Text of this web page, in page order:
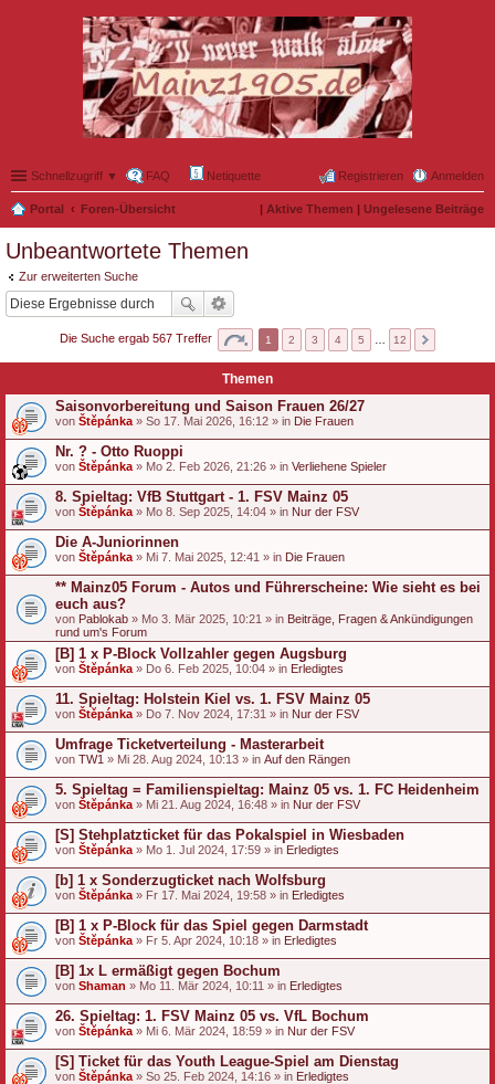
Schnellzugriff ▼ FAQ Netiquette Anmelden
Registrieren
Portal Foren-Übersicht | Aktive Themen | Ungelesene Beiträge
Unbeantwortete Themen
Zur erweiterten Suche
Die Suche ergab 567 Treffer 1 2 3 4 5 12
Themen
Saisonvorbereitung und Saison Frauen 26/27
von Štěpánka » So 17. Mai 2026, 16:12 » in Die Frauen
Nr. ? - Otto Ruoppi
von Štěpánka » Mo 2. Feb 2026, 21:26 » in Verliehene Spieler
8. Spieltag: VfB Stuttgart - 1. FSV Mainz 05
von Štěpánka » Mo 8. Sep 2025, 14:04 » in Nur der FSV
Die A-Juniorinnen
von Štěpánka » Mi 7. Mai 2025, 12:41 » in Die Frauen
** Mainz05 Forum - Autos und Führerscheine: Wie sieht es bei
euch aus?
von Pablokab » Mo 3. Mär 2025, 10:21 » in Beiträge, Fragen & Ankündigungen
rund um's Forum
[B] 1 x P-Block Vollzahler gegen Augsburg
von Štěpánka » Do 6. Feb 2025, 10:04 » in Erledigtes
11. Spieltag: Holstein Kiel vs. 1. FSV Mainz 05
von Štěpánka » Do 7. Nov 2024, 17:31 » in Nur der FSV
Umfrage Ticketverteilung - Masterarbeit
von TW1 » Mi 28. Aug 2024, 10:13 » in Auf den Rängen
5. Spieltag = Familienspieltag: Mainz 05 vs. 1. FC Heidenheim
von Štěpánka » Mi 21. Aug 2024, 16:48 » in Nur der FSV
[S] Stehplatzticket für das Pokalspiel in Wiesbaden
von Štěpánka » Mo 1. Jul 2024, 17:59 » in Erledigtes
[b] 1 x Sonderzugticket nach Wolfsburg
von Štěpánka » Fr 17. Mai 2024, 19:58 » in Erledigtes
[B] 1 x P-Block für das Spiel gegen Darmstadt
von Štěpánka » Fr 5. Apr 2024, 10:18 » in Erledigtes
[B] 1x L ermäßigt gegen Bochum
von Shaman » Mo 11. Mär 2024, 10:11 » in Erledigtes
26. Spieltag: 1. FSV Mainz 05 vs. VfL Bochum
von Štěpánka » Mi 6. Mär 2024, 18:59 » in Nur der FSV
[S] Ticket für das Youth League-Spiel am Dienstag
von Štěpánka » So 25. Feb 2024, 14:16 » in Erledigtes